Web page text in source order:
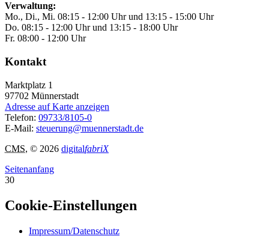
Verwaltung:
Mo., Di., Mi. 08:15 - 12:00 Uhr und 13:15 - 15:00 Uhr
Do. 08:15 - 12:00 Uhr und 13:15 - 18:00 Uhr
Fr. 08:00 - 12:00 Uhr
Kontakt
Marktplatz 1
97702 Münnerstadt
Adresse auf Karte anzeigen
Telefon: 09733/8105-0
E-Mail: steuerung@muennerstadt.de
CMS, © 2026 digitalfabriX
Seitenanfang
30
Cookie-Einstellungen
Impressum/Datenschutz